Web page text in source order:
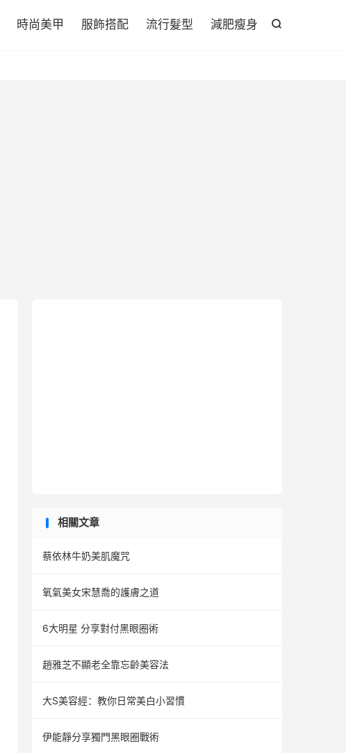

時尚美甲 服飾搭配 流行髮型 減肥瘦身
相關文章
蔡依林牛奶美肌魔咒
氧氣美女宋慧喬的護膚之道
6大明星 分享對付黑眼圈術
趙雅芝不顯老全靠忘齡美容法
大S美容經：教你日常美白小習慣
伊能靜分享獨門黑眼圈戰術